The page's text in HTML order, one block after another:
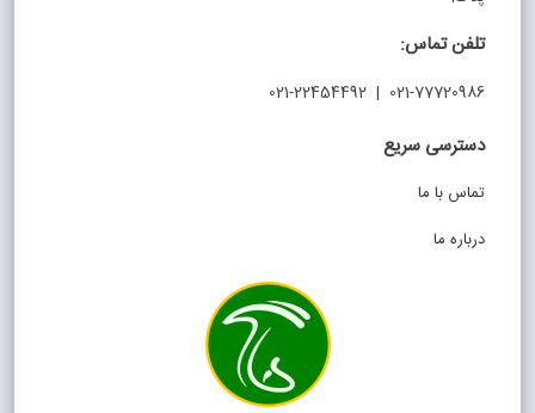
تلفن تماس:
021-77720986 | 021-22454492
دسترسی سریع
تماس با ما
درباره ما